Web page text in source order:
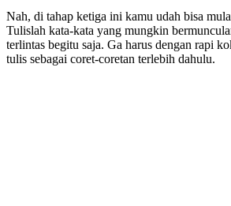
Nah, di tahap ketiga ini kamu udah bisa
Tulislah kata-kata yang mungkin
terlintas begitu saja. Ga harus dengan rapi
tulis sebagai coret-coretan terlebih dahulu.